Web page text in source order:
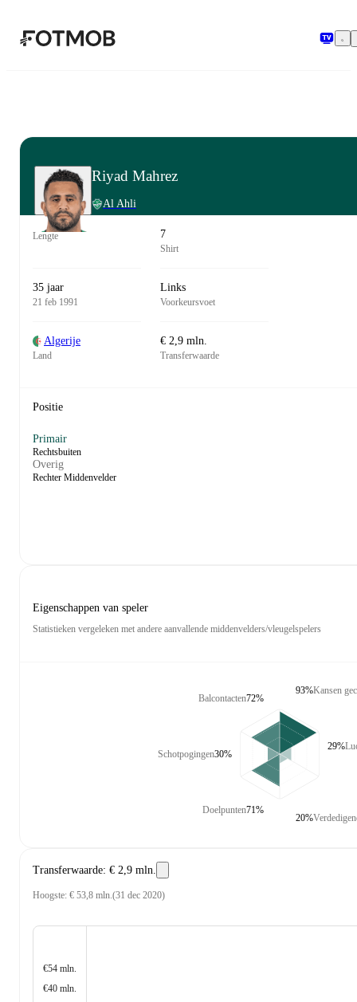
Riyad Mahrez
Al Ahli
Lengte 7
Shirt
35 jaar
21 feb 1991
Links
Voorkeursvoet
Algerije
Land
€ 2,9 mln.
Transferwaarde
Positie
Primair
Rechtsbuiten
Overig
Rechter Middenvelder
Eigenschappen van speler
Statistieken vergeleken met andere aanvallende middenvelders/vleugelspelers
Balcontacten72%
Schotpogingen30%
Doelpunten71%
Kansen
93%
29%
20%
Transferwaarde: € 2,9 mln.
Hoogste: € 53,8 mln.(31 dec 2020)
€54 mln.
€40 mln.